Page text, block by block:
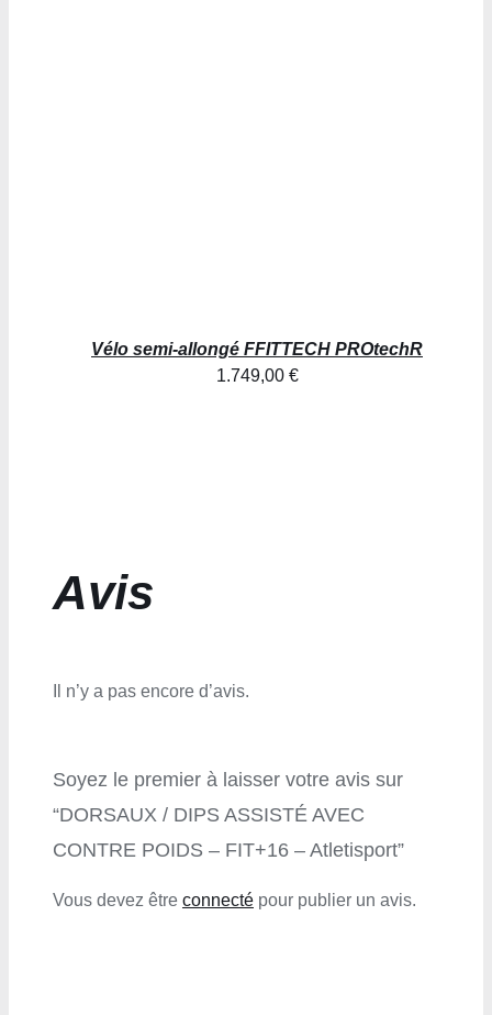
Vélo semi-allongé FFITTECH PROtechR
1.749,00 €
Avis
Il n’y a pas encore d’avis.
Soyez le premier à laisser votre avis sur
“DORSAUX / DIPS ASSISTÉ AVEC
CONTRE POIDS – FIT+16 – Atletisport”
Vous devez être connectépour publier un avis.